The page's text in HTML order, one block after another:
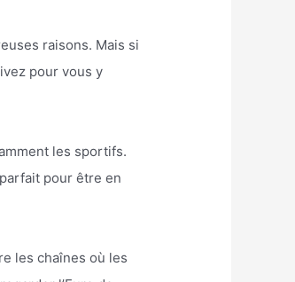
raisons. Mais si
pour vous y
les sportifs.
pour être en
les chaînes où les